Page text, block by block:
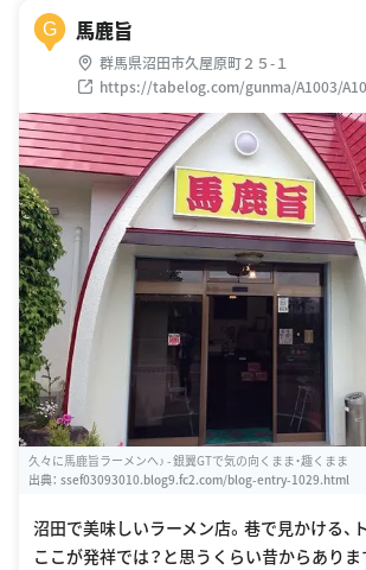
G 馬鹿旨
群馬県沼田市久屋原町２５-１
https://tabelog.com/gunma/A1003/
久々に馬鹿旨ラーメンへ♪ - 銀翼GTで気の向くまま・趣くまま
出典： ssef03093010.blog9.fc2.com/blog-entry-1029.html
沼田で美味しいラーメン店。巷で見かける、
ここが発祥では？と思うくらい昔からあり